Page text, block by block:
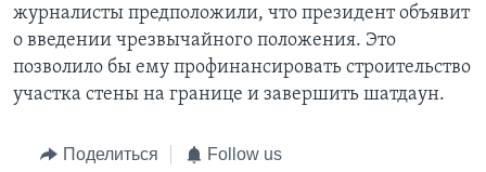
журналисты предположили, что президент объявит
о введении чрезвычайного положения. Это
позволило бы ему профинансировать строительство
участка стены на границе и завершить шатдаун.
Поделиться Follow us